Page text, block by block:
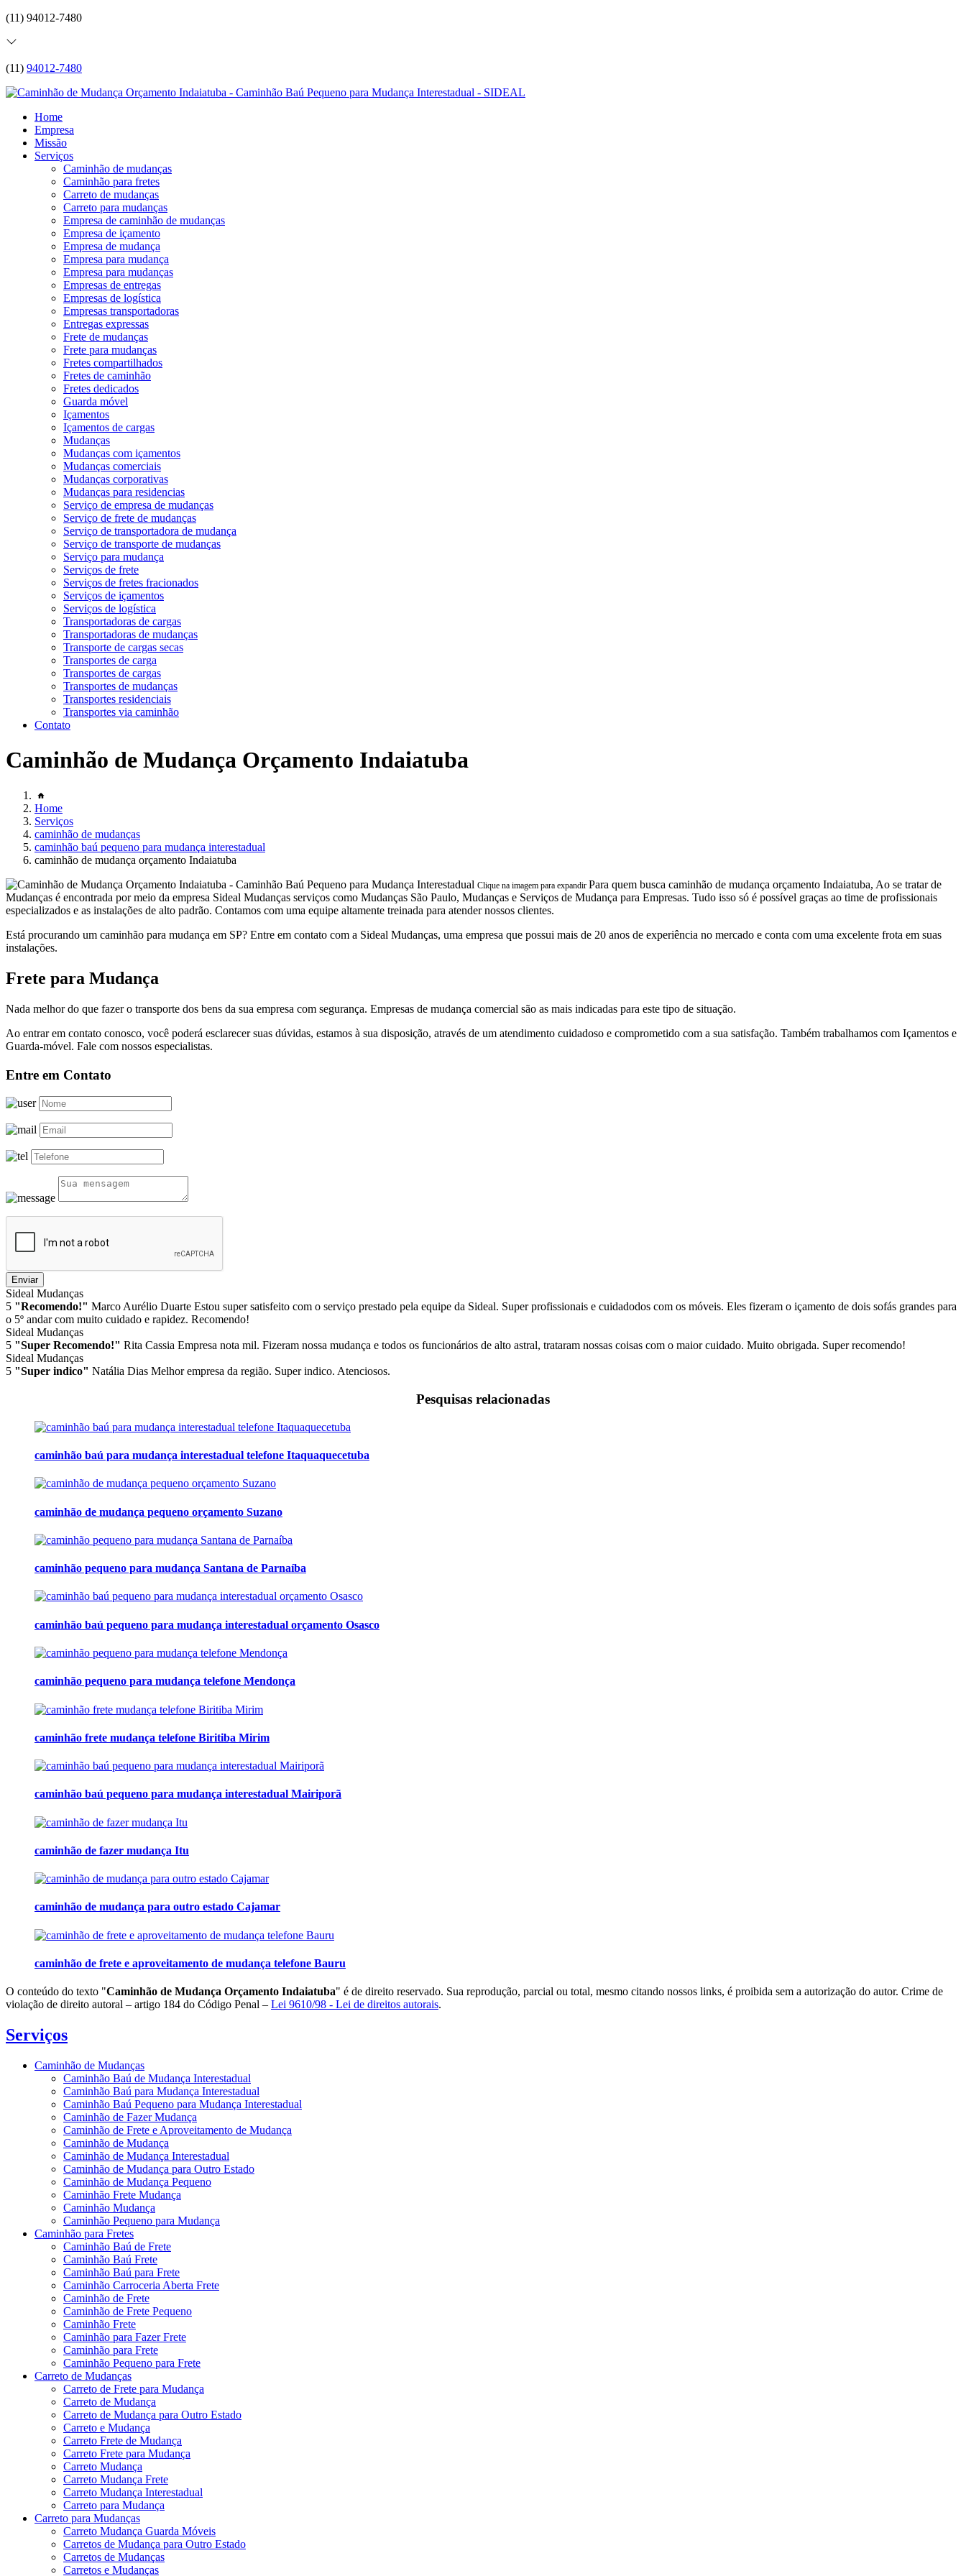
(11) 94012-7480
(11) 94012-7480
Home
Empresa
Missão
Serviços
Caminhão de mudanças
Caminhão para fretes
Carreto de mudanças
Carreto para mudanças
Empresa de caminhão de mudanças
Empresa de içamento
Empresa de mudança
Empresa para mudança
Empresa para mudanças
Empresas de entregas
Empresas de logística
Empresas transportadoras
Entregas expressas
Frete de mudanças
Frete para mudanças
Fretes compartilhados
Fretes de caminhão
Fretes dedicados
Guarda móvel
Içamentos
Içamentos de cargas
Mudanças
Mudanças com içamentos
Mudanças comerciais
Mudanças corporativas
Mudanças para residencias
Serviço de empresa de mudanças
Serviço de frete de mudanças
Serviço de transportadora de mudança
Serviço de transporte de mudanças
Serviço para mudança
Serviços de frete
Serviços de fretes fracionados
Serviços de içamentos
Serviços de logística
Transportadoras de cargas
Transportadoras de mudanças
Transporte de cargas secas
Transportes de carga
Transportes de cargas
Transportes de mudanças
Transportes residenciais
Transportes via caminhão
Contato
Caminhão de Mudança Orçamento Indaiatuba
Home
Serviços
caminhão de mudanças
caminhão baú pequeno para mudança interestadual
caminhão de mudança orçamento Indaiatuba
Clique na imagem para expandir Para quem busca caminhão de mudança orçamento Indaiatuba, Ao se tratar de
Mudanças é encontrada por meio da empresa Sideal Mudanças serviços como Mudanças São Paulo, Mudanças e Serviços de Mudança para Empresas. Tudo isso só é possível graças ao time de profissionais
especializados e as instalações de alto padrão. Contamos com uma equipe altamente treinada para atender nossos clientes.
Está procurando um caminhão para mudança em SP? Entre em contato com a Sideal Mudanças, uma empresa que possui mais de 20 anos de experiência no mercado e conta com uma excelente frota em suas
instalações.
Frete para Mudança
Nada melhor do que fazer o transporte dos bens da sua empresa com segurança. Empresas de mudança comercial são as mais indicadas para este tipo de situação.
Ao entrar em contato conosco, você poderá esclarecer suas dúvidas, estamos à sua disposição, através de um atendimento cuidadoso e comprometido com a sua satisfação. Também trabalhamos com Içamentos e
Guarda-móvel. Fale com nossos especialistas.
Entre em Contato
Enviar
Sideal Mudanças
5 "Recomendo!" Marco Aurélio Duarte Estou super satisfeito com o serviço prestado pela equipe da Sideal. Super profissionais e cuidadodos com os móveis. Eles fizeram o içamento de dois sofás grandes para
o 5º andar com muito cuidado e rapidez. Recomendo!
Sideal Mudanças
5 "Super Recomendo!" Rita Cassia Empresa nota mil. Fizeram nossa mudança e todos os funcionários de alto astral, trataram nossas coisas com o maior cuidado. Muito obrigada. Super recomendo!
Sideal Mudanças
5 "Super indico" Natália Dias Melhor empresa da região. Super indico. Atenciosos.
Pesquisas relacionadas
caminhão baú para mudança interestadual telefone Itaquaquecetuba
caminhão de mudança pequeno orçamento Suzano
caminhão pequeno para mudança Santana de Parnaíba
caminhão baú pequeno para mudança interestadual orçamento Osasco
caminhão pequeno para mudança telefone Mendonça
caminhão frete mudança telefone Biritiba Mirim
caminhão baú pequeno para mudança interestadual Mairiporã
caminhão de fazer mudança Itu
caminhão de mudança para outro estado Cajamar
caminhão de frete e aproveitamento de mudança telefone Bauru
O conteúdo do texto "Caminhão de Mudança Orçamento Indaiatuba" é de direito reservado. Sua reprodução, parcial ou total, mesmo citando nossos links, é proibida sem a autorização do autor. Crime de
violação de direito autoral – artigo 184 do Código Penal – Lei 9610/98 - Lei de direitos autorais.
Serviços
Caminhão de Mudanças
Caminhão Baú de Mudança Interestadual
Caminhão Baú para Mudança Interestadual
Caminhão Baú Pequeno para Mudança Interestadual
Caminhão de Fazer Mudança
Caminhão de Frete e Aproveitamento de Mudança
Caminhão de Mudança
Caminhão de Mudança Interestadual
Caminhão de Mudança para Outro Estado
Caminhão de Mudança Pequeno
Caminhão Frete Mudança
Caminhão Mudança
Caminhão Pequeno para Mudança
Caminhão para Fretes
Caminhão Baú de Frete
Caminhão Baú Frete
Caminhão Baú para Frete
Caminhão Carroceria Aberta Frete
Caminhão de Frete
Caminhão de Frete Pequeno
Caminhão Frete
Caminhão para Fazer Frete
Caminhão para Frete
Caminhão Pequeno para Frete
Carreto de Mudanças
Carreto de Frete para Mudança
Carreto de Mudança
Carreto de Mudança para Outro Estado
Carreto e Mudança
Carreto Frete de Mudança
Carreto Frete para Mudança
Carreto Mudança
Carreto Mudança Frete
Carreto Mudança Interestadual
Carreto para Mudança
Carreto para Mudanças
Carreto Mudança Guarda Móveis
Carretos de Mudança para Outro Estado
Carretos de Mudanças
Carretos e Mudanças